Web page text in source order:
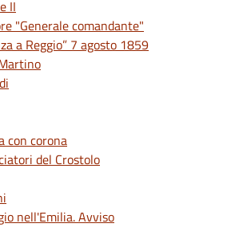
II
"Generale comandante"
a Reggio” 7 agosto 1859
con corona
del Crostolo
nell'Emilia. Avviso